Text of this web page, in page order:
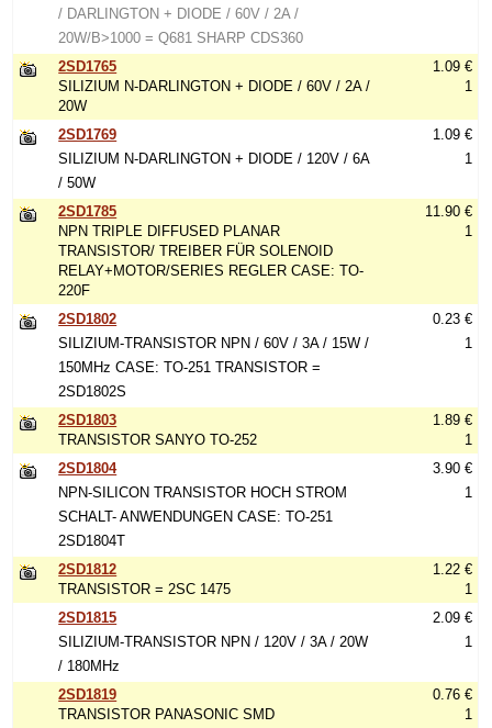
/ DARLINGTON + DIODE / 60V / 2A /
20W/B>1000 = Q681 SHARP CDS360
2SD1765
SILIZIUM N-DARLINGTON + DIODE / 60V / 2A /
20W
1.09 €
1
2SD1769
SILIZIUM N-DARLINGTON + DIODE / 120V / 6A
/ 50W
1.09 €
1
2SD1785
NPN TRIPLE DIFFUSED PLANAR
TRANSISTOR/ TREIBER FÜR SOLENOID
RELAY+MOTOR/SERIES REGLER CASE: TO-
220F
11.90 €
1
2SD1802
SILIZIUM-TRANSISTOR NPN / 60V / 3A / 15W /
150MHz CASE: TO-251 TRANSISTOR =
2SD1802S
0.23 €
1
2SD1803
TRANSISTOR SANYO TO-252
1.89 €
1
2SD1804
NPN-SILICON TRANSISTOR HOCH STROM
SCHALT- ANWENDUNGEN CASE: TO-251
2SD1804T
3.90 €
1
2SD1812
TRANSISTOR = 2SC 1475
1.22 €
1
2SD1815
SILIZIUM-TRANSISTOR NPN / 120V / 3A / 20W
/ 180MHz
2.09 €
1
2SD1819
TRANSISTOR PANASONIC SMD
0.76 €
1